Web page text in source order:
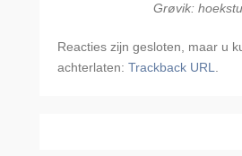
Grøvik:
Reacties zijn gesloten, maar u
achterlaten: Trackback URL.